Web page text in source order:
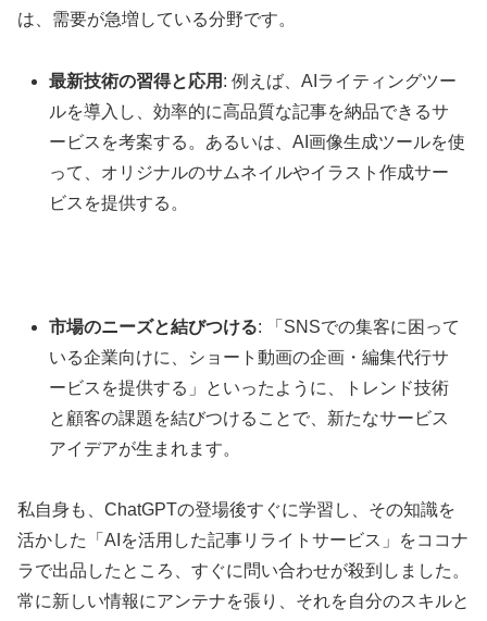
は、需要が急増している分野です。
最新技術の習得と応用 : 例えば、AIライティングツー
ルを導入し、効率的に高品質な記事を納品できるサ
ービスを考案する。あるいは、AI画像生成ツールを使
って、オリジナルのサムネイルやイラスト作成サー
ビスを提供する。
市場のニーズと結びつける: 「SNSでの集客に困って
いる企業向けに、ショート動画の企画・編集代行サ
ービスを提供する」といったように、トレンド技術
と顧客の課題を結びつけることで、新たなサービス
アイデアが生まれます。
私自身も、ChatGPTの登場後すぐに学習し、その知識を
活かした「AIを活用した記事リライトサービス」をココナ
ラで出品したところ、すぐに問い合わせが殺到しました。
常に新しい情報にアンテナを張り、それを自分のスキルと